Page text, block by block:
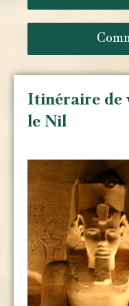
Itinéraire de
le Nil